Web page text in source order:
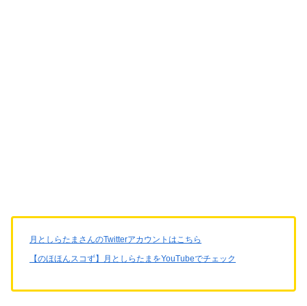
月としらたまさんのTwitterアカウントはこちら
【のほほんスコず】月としらたまをYouTubeでチェック